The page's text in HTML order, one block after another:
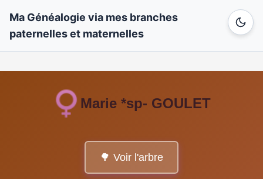
Ma Généalogie via mes branches
paternelles et maternelles
Marie *sp- GOULET
🌳 Voir l'arbre